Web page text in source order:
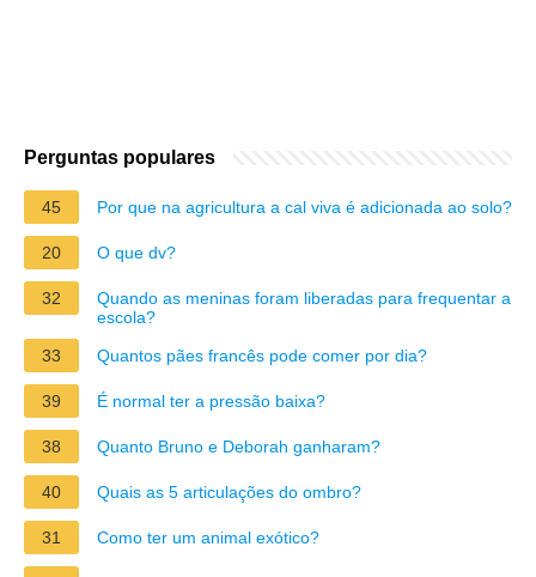
Perguntas populares
45 Por que na agricultura a cal viva é adicionada ao solo?
20 O que dv?
32
Quando as meninas foram liberadas para frequentar a
escola?
33
Quantos pães francês pode comer por dia?
39 É normal ter a pressão baixa?
38 Quanto Bruno e Deborah ganharam?
40 Quais as 5 articulações do ombro?
31 Como ter um animal exótico?